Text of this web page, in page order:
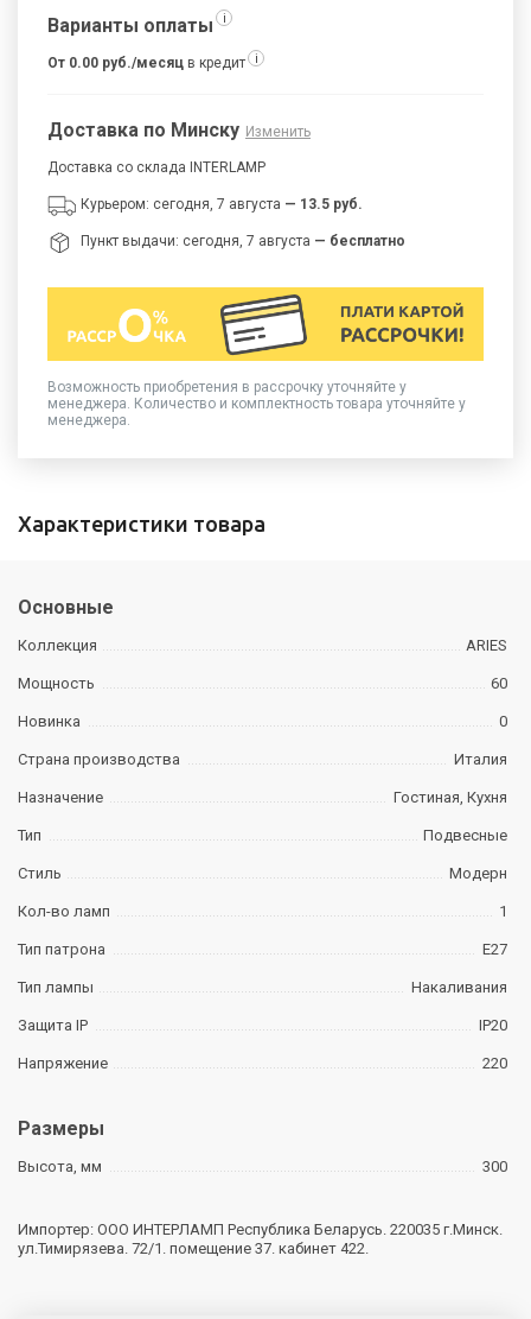
Варианты оплаты i
От 0.00 руб./месяц в кредит i
Доставка по Минску Изменить
Доставка со склада INTERLAMP
Курьером: сегодня, 7 августа — 13.5 руб.
Пункт выдачи: сегодня, 7 августа — бесплатно
Возможность приобретения в рассрочку уточняйте у
менеджера. Количество и комплектность товара уточняйте у
менеджера.
Характеристики товара
Основные
Коллекция ARIES
Мощность 60
Новинка 0
Страна производства Италия
Назначение Гостиная, Кухня
Тип Подвесные
Стиль Модерн
Кол-во ламп 1
Тип патрона E27
Тип лампы Накаливания
Защита IP IP20
Напряжение 220
Размеры
Высота, мм 300
Импортер: ООО ИНТЕРЛАМП Республика Беларусь. 220035 г.Минск.
ул.Тимирязева. 72/1. помещение 37. кабинет 422.